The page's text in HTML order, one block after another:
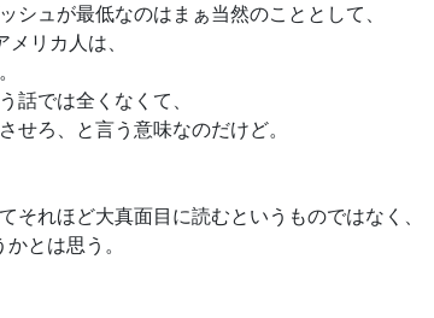
ュが最低なのはまぁ当然のこととして、
リカ人は、
話では全くなくて、
せろ、と言う意味なのだけど。
れほど大真面目に読むというものではなく、
とは思う。